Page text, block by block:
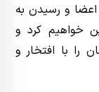
اعضا و رسیدن به
خواهیم کرد و
را با افتخار و